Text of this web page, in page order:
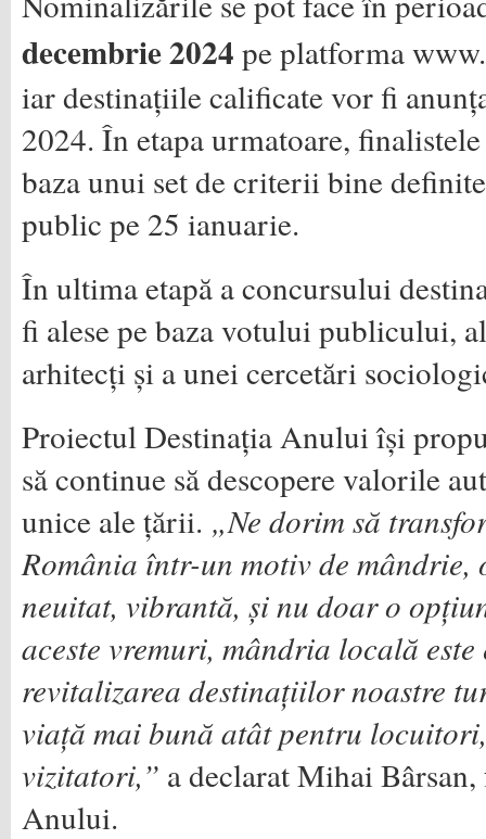
decembrie 2024 pe platforma
iar destinațiile calificate vor fi
2024. În etapa urmatoare,
baza unui set de criterii bine
public pe 25 ianuarie.
În ultima etapă a concursului
fi alese pe baza votului publicului,
arhitecți și a unei cercetări
Proiectul Destinația Anului își
să continue să descopere valorile
unice ale țării. „Ne dorim să
România într-un motiv de mândrie,
neuitat, vibrantă, și nu doar o
aceste vremuri, mândria locală
revitalizarea destinațiilor noastre
viață mai bună atât pentru
vizitatori,” a declarat Mihai
Anului.